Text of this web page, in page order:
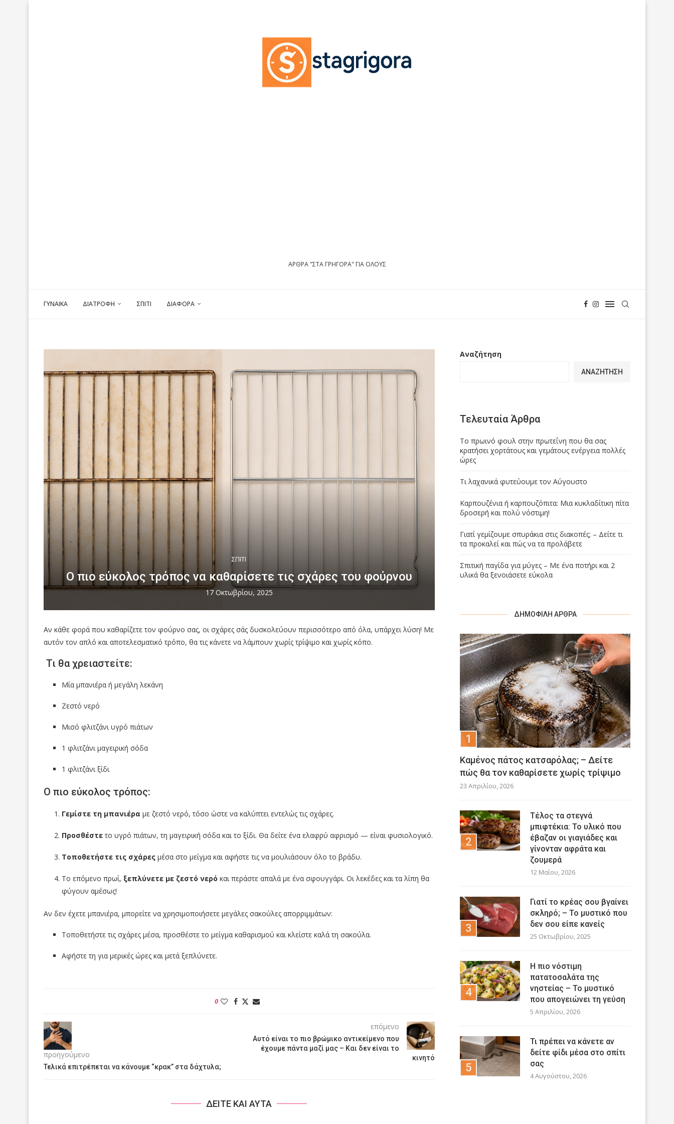
ΑΡΘΡΑ "ΣΤΑ ΓΡΗΓΟΡΑ" ΓΙΑ ΟΛΟΥΣ
ΓΥΝΑΙΚΑ ΔΙΑΤΡΟΦΗ ΣΠΙΤΙ ΔΙΑΦΟΡΑ
ΣΠΙΤΙ
Ο πιο εύκολος τρόπος να καθαρίσετε τις σχάρες του φούρνου
17 Οκτωβρίου, 2025
Αν κάθε φορά που καθαρίζετε τον φούρνο σας, οι σχάρες σάς δυσκολεύουν περισσότερο από όλα, υπάρχει λύση! Με
αυτόν τον απλό και αποτελεσματικό τρόπο, θα τις κάνετε να λάμπουν χωρίς τρίψιμο και χωρίς κόπο.
Τι θα χρειαστείτε:
Μία μπανιέρα ή μεγάλη λεκάνη
Ζεστό νερό
Μισό φλιτζάνι υγρό πιάτων
1 φλιτζάνι μαγειρική σόδα
1 φλιτζάνι ξίδι
Ο πιο εύκολος τρόπος:
Γεμίστε τη μπανιέρα με ζεστό νερό, τόσο ώστε να καλύπτει εντελώς τις σχάρες.
Προσθέστε το υγρό πιάτων, τη μαγειρική σόδα και το ξίδι. Θα δείτε ένα ελαφρύ αφρισμό — είναι φυσιολογικό.
Τοποθετήστε τις σχάρες μέσα στο μείγμα και αφήστε τις να μουλιάσουν όλο το βράδυ.
Το επόμενο πρωί, ξεπλύνετε με ζεστό νερό και περάστε απαλά με ένα σφουγγάρι. Οι λεκέδες και τα λίπη θα
φύγουν αμέσως!
Αν δεν έχετε μπανιέρα, μπορείτε να χρησιμοποιήσετε μεγάλες σακούλες απορριμμάτων:
Τοποθετήστε τις σχάρες μέσα, προσθέστε το μείγμα καθαρισμού και κλείστε καλά τη σακούλα.
Αφήστε τη για μερικές ώρες και μετά ξεπλύνετε.
0
προηγούμενο
Τελικά επιτρέπεται να κάνουμε “κρακ” στα δάχτυλα;
επόμενο
Αυτό είναι το πιο βρώμικο αντικείμενο που
έχουμε πάντα μαζί μας – Και δεν είναι το
κινητό
ΔΕΙΤΕ ΚΑΙ ΑΥΤΑ
Αναζήτηση
ΑΝΑΖΉΤΗΣΗ
Τελευταία Άρθρα
Το πρωινό φουλ στην πρωτεΐνη που θα σας
κρατήσει χορτάτους και γεμάτους ενέργεια πολλές
ώρες
Τι λαχανικά φυτεύουμε τον Αύγουστο
Καρπουζένια ή καρπουζόπιτα: Μια κυκλαδίτικη πίτα
δροσερή και πολύ νόστιμη!
Γιατί γεμίζουμε σπυράκια στις διακοπές; – Δείτε τι
τα προκαλεί και πώς να τα προλάβετε
Σπιτική παγίδα για μύγες – Με ένα ποτήρι και 2
υλικά θα ξενοιάσετε εύκολα
ΔΗΜΟΦΙΛΉ ΆΡΘΡΑ
Καμένος πάτος κατσαρόλας; – Δείτε
πώς θα τον καθαρίσετε χωρίς τρίψιμο
23 Απριλίου, 2026
Τέλος τα στεγνά
μπιφτέκια: Το υλικό που
έβαζαν οι γιαγιάδες και
γίνονταν αφράτα και
ζουμερά
12 Μαΐου, 2026
Γιατί το κρέας σου βγαίνει
σκληρό; – Το μυστικό που
δεν σου είπε κανείς
25 Οκτωβρίου, 2025
Η πιο νόστιμη
πατατοσαλάτα της
νηστείας – Το μυστικό
που απογειώνει τη γεύση
5 Απριλίου, 2026
Τι πρέπει να κάνετε αν
δείτε φίδι μέσα στο σπίτι
σας
4 Αυγούστου, 2026